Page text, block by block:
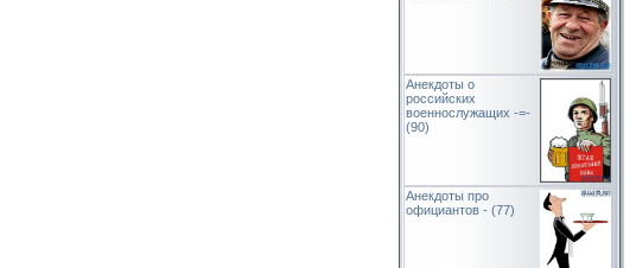
Анекдоты о
российских
военнослужащих -=-
(90)
Анекдоты про
официантов - (77)